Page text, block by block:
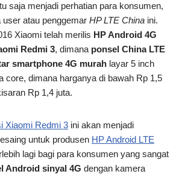
saja menjadi perhatian para konsumen,
user atau penggemar HP LTE China ini.
Xiaomi telah merilis HP Android 4G
Redmi 3, dimana ponsel China LTE
smartphone 4G murah layar 5 inch
core, dimana harganya di bawah Rp 1,5
Rp 1,4 juta.
Xiaomi Redmi 3 ini akan menjadi
untuk produsen HP Android LTE
lagi bagi para konsumen yang sangat
Android sinyal 4G dengan kamera